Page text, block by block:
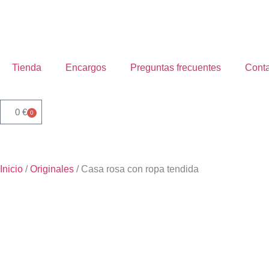
Tienda Encargos Preguntas frecuentes
0 € 0
Inicio /Originales / Casa rosa con ropa tendida